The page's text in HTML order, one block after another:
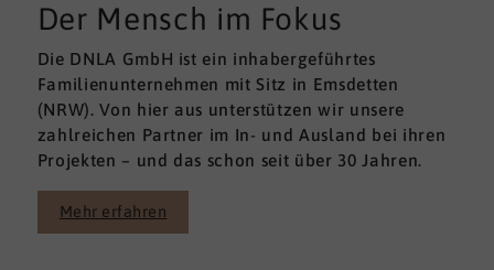
Der Mensch im Fokus
Die DNLA GmbH ist ein inhabergeführtes
Familienunternehmen mit Sitz in Emsdetten
(NRW). Von hier aus unterstützen wir unsere
zahlreichen Partner im In- und Ausland bei ihren
Projekten – und das schon seit über 30 Jahren.
Mehr erfahren